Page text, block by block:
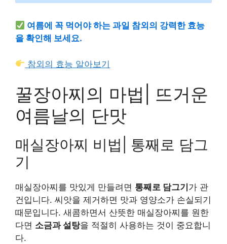
여름에 꼭 먹어야 하는 과일 참외의 강력한 효능
을 확인해 보세요.
참외의 효능 알아보기
꿀장아찌의 마법| 뜨거운
여름날의 단맛
매실장아찌 비법| 통째로 담그
기
매실장아찌를 맛있게 만들려면 통째로 담그기 가 관
건입니다. 씨앗을 제거하면 맛과 영양소가 손실되기
때문입니다. 새콤하면서 산뜻한 매실장아찌를 원한
다면 소금과 설탕을 적절히 사용하는 것이 중요합니
다.